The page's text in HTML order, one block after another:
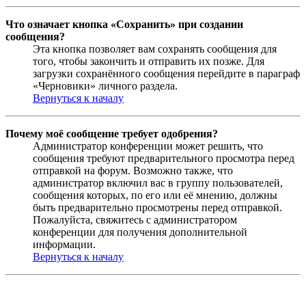
Что означает кнопка «Сохранить» при создании
сообщения?
Эта кнопка позволяет вам сохранять сообщения для
того, чтобы закончить и отправить их позже. Для
загрузки сохранённого сообщения перейдите в параграф
«Черновики» личного раздела.
Вернуться к началу
Почему моё сообщение требует одобрения?
Администратор конференции может решить, что
сообщения требуют предварительного просмотра перед
отправкой на форум. Возможно также, что
администратор включил вас в группу пользователей,
сообщения которых, по его или её мнению, должны
быть предварительно просмотрены перед отправкой.
Пожалуйста, свяжитесь с администратором
конференции для получения дополнительной
информации.
Вернуться к началу